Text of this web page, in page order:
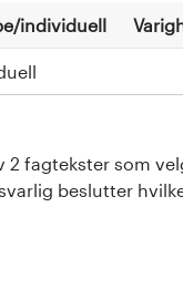
individuell
fagtekster som
beslutter